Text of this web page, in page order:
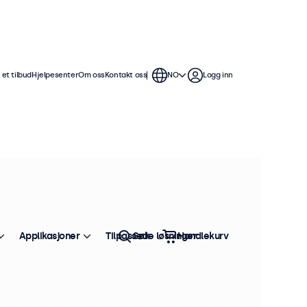
Veggfester, kabler, dimmere,
Sorter etter: Bestselger
et tilbudHjelpesenterOm ossKontakt oss NO Logg inn
Applikasjoner Tilpassede løsninger
Søk Handlekurv